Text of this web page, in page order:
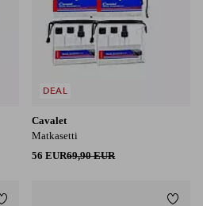
Cavalet
Matkasetti
56 EUR69,90 EUR
DEAL